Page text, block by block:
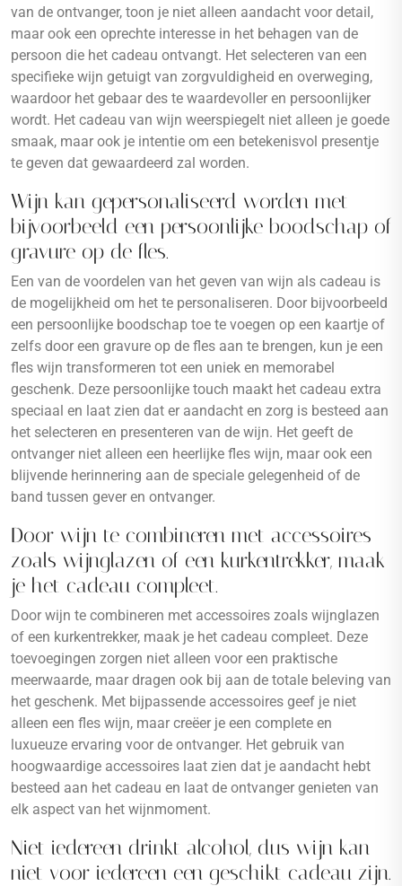
van de ontvanger, toon je niet alleen aandacht voor detail,
maar ook een oprechte interesse in het behagen van de
persoon die het cadeau ontvangt. Het selecteren van een
specifieke wijn getuigt van zorgvuldigheid en overweging,
waardoor het gebaar des te waardevoller en persoonlijker
wordt. Het cadeau van wijn weerspiegelt niet alleen je goede
smaak, maar ook je intentie om een betekenisvol presentje
te geven dat gewaardeerd zal worden.
Wijn kan gepersonaliseerd worden met
bijvoorbeeld een persoonlijke boodschap of
gravure op de fles.
Een van de voordelen van het geven van wijn als cadeau is
de mogelijkheid om het te personaliseren. Door bijvoorbeeld
een persoonlijke boodschap toe te voegen op een kaartje of
zelfs door een gravure op de fles aan te brengen, kun je een
fles wijn transformeren tot een uniek en memorabel
geschenk. Deze persoonlijke touch maakt het cadeau extra
speciaal en laat zien dat er aandacht en zorg is besteed aan
het selecteren en presenteren van de wijn. Het geeft de
ontvanger niet alleen een heerlijke fles wijn, maar ook een
blijvende herinnering aan de speciale gelegenheid of de
band tussen gever en ontvanger.
Door wijn te combineren met accessoires
zoals wijnglazen of een kurkentrekker, maak
je het cadeau compleet.
Door wijn te combineren met accessoires zoals wijnglazen
of een kurkentrekker, maak je het cadeau compleet. Deze
toevoegingen zorgen niet alleen voor een praktische
meerwaarde, maar dragen ook bij aan de totale beleving van
het geschenk. Met bijpassende accessoires geef je niet
alleen een fles wijn, maar creëer je een complete en
luxueuze ervaring voor de ontvanger. Het gebruik van
hoogwaardige accessoires laat zien dat je aandacht hebt
besteed aan het cadeau en laat de ontvanger genieten van
elk aspect van het wijnmoment.
Niet iedereen drinkt alcohol, dus wijn kan
niet voor iedereen een geschikt cadeau zijn.